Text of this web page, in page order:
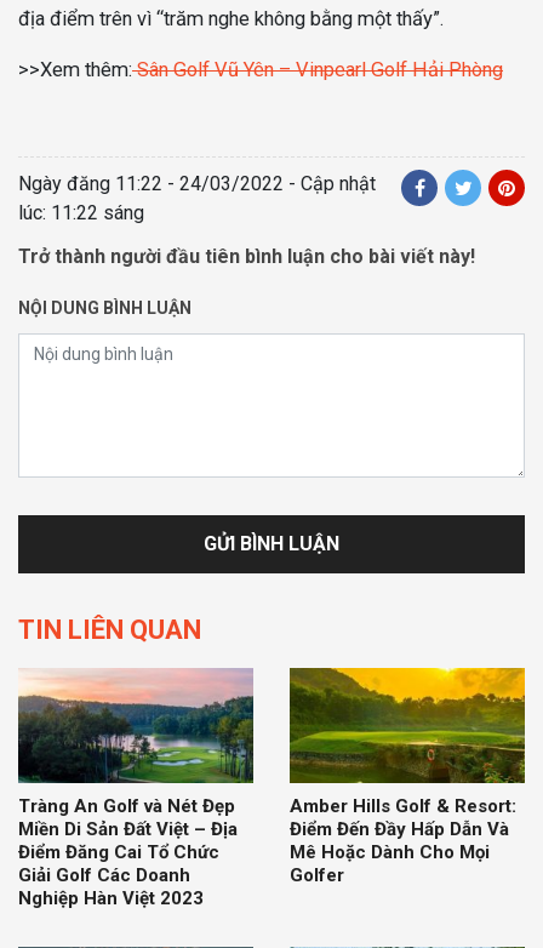
địa điểm trên vì “trăm nghe không bằng một thấy”.
>>Xem thêm:Sân Golf Vũ Yên – Vinpearl Golf Hải Phòng
Ngày đăng 11:22 - 24/03/2022 - Cập nhật
lúc: 11:22 sáng
Trở thành người đầu tiên bình luận cho bài viết này!
NỘI DUNG BÌNH LUẬN
TIN LIÊN QUAN
Tràng An Golf và Nét Đẹp
Miền Di Sản Đất Việt – Địa
Điểm Đăng Cai Tổ Chức
Giải Golf Các Doanh
Nghiệp Hàn Việt 2023
Amber Hills Golf & Resort:
Điểm Đến Đầy Hấp Dẫn Và
Mê Hoặc Dành Cho Mọi
Golfer